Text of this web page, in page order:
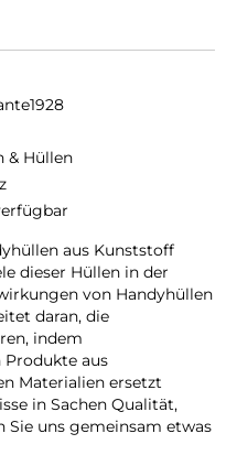
& Hüllen
aus Kunststoff
dieser Hüllen in der
von Handyhüllen
daran, die
indem
aus
Materialien ersetzt
in Sachen Qualität,
Sie uns gemeinsam etwas